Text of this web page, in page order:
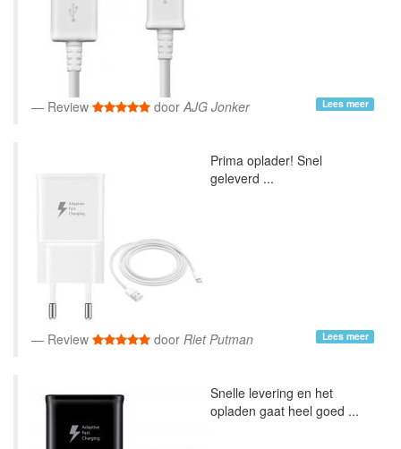
Review doorAJG Jonker Lees meer
Prima oplader! Snel
geleverd ...
Review door Riet Putman Lees meer
Snelle levering en het
opladen gaat heel goed ...